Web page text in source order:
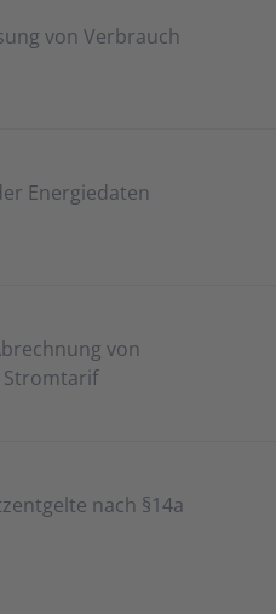
von Verbrauch
Energiedaten
von
Stromtarif
nach §14a